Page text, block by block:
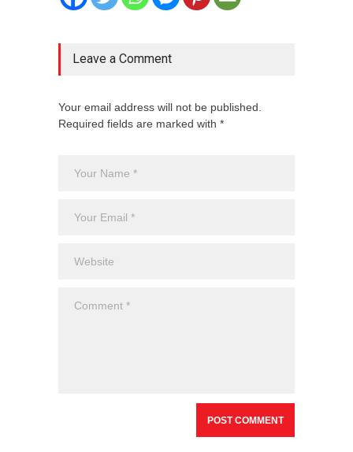
Leave a Comment
Your email address will not be published.
Required fields are marked with *